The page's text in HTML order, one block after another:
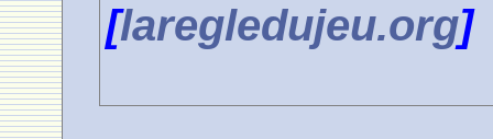
[laregledujeu.org]